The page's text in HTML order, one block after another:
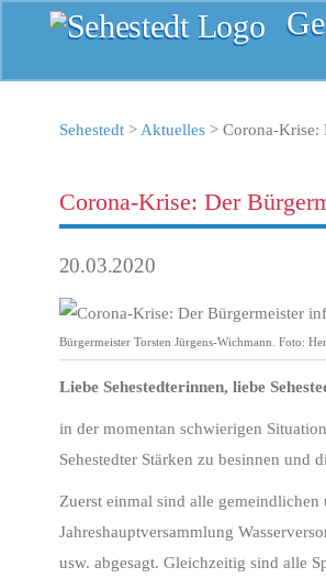
Sehestedt> Aktuelles> Corona-Krise:
Corona-Krise: Der
20.03.2020
Bürgermeister Torsten Jürgens-Wichmann. Foto:
Liebe Sehestedterinnen, liebe
in der momentan schwierigen
Sehestedter Stärken zu besinnen
Zuerst einmal sind alle
Jahreshauptversammlung
usw. abgesagt. Gleichzeitig sind alle